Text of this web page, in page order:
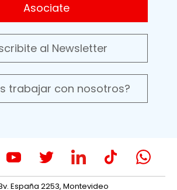
Asociate
al Newsletter
trabajar con nosotros?
España 2253, Montevideo